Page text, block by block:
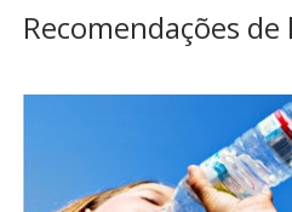
Recomendações